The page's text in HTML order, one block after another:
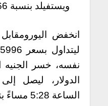
ويستفيلد بنسبة 4.66٪.
الساعة 5:28 مساءً بتوقيت وسط أوروبا.